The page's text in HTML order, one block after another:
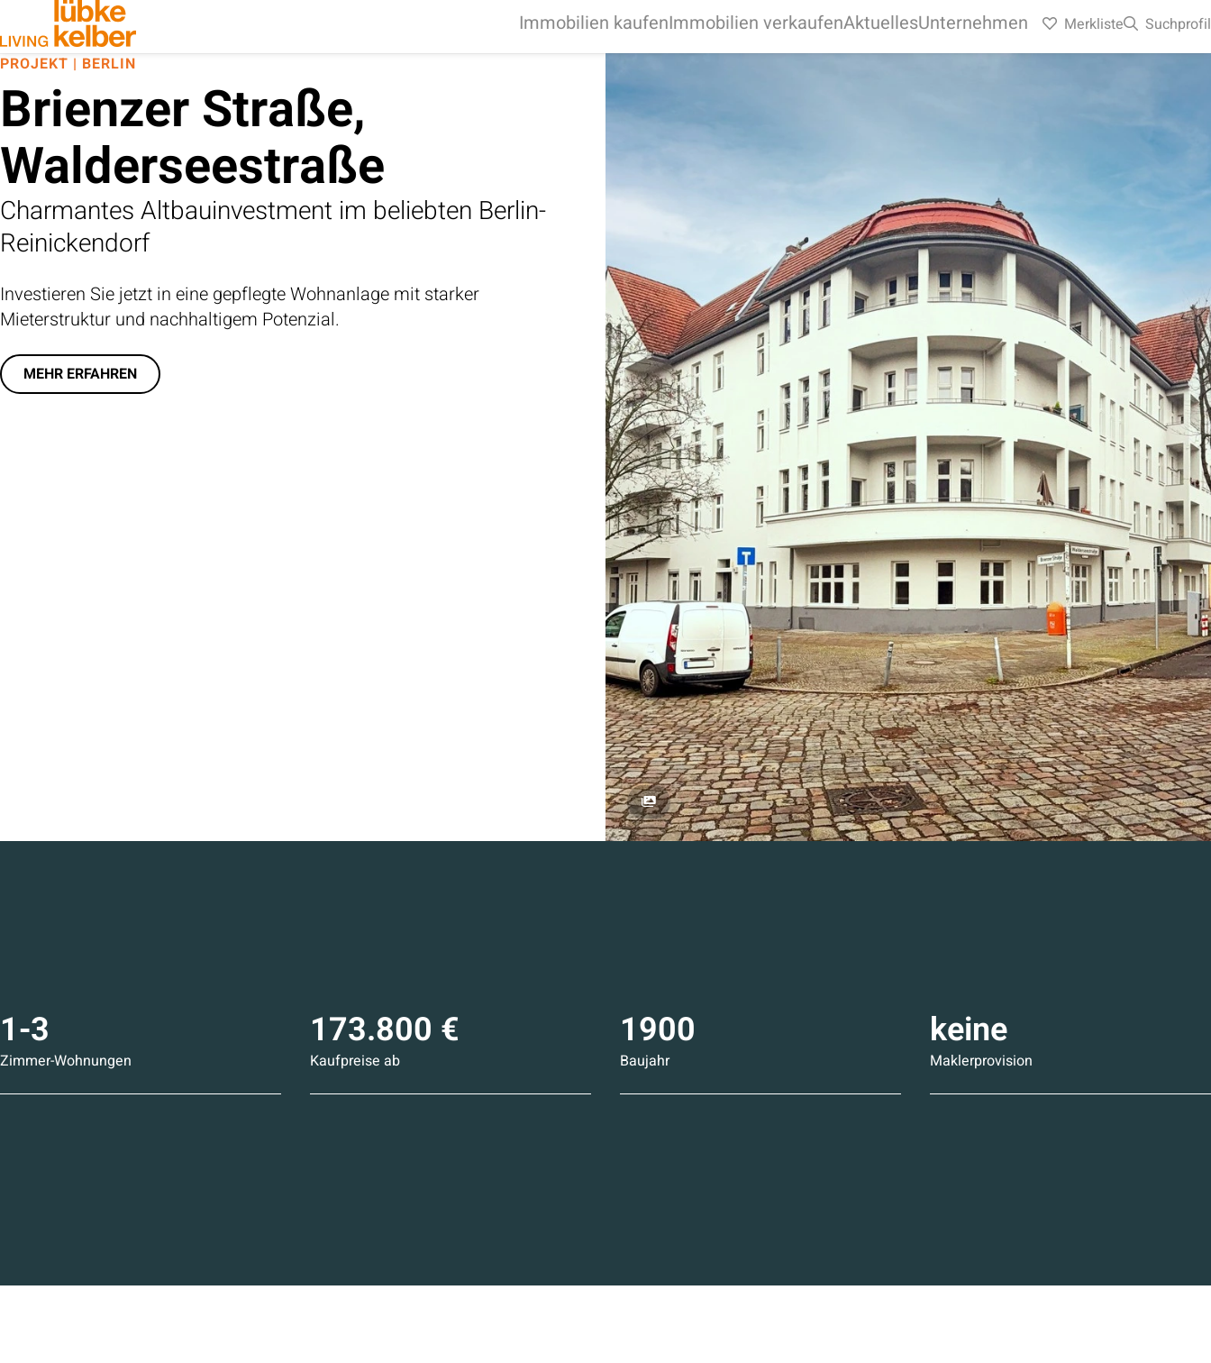
Immobilien kaufenImmobilien verkaufenAktuellesUnternehmen Merkliste
Suchprofil
PROJEKT | BERLIN
Brienzer Straße,
Walderseestraße
Charmantes Altbauinvestment im beliebten Berlin-
Reinickendorf
Investieren Sie jetzt in eine gepflegte Wohnanlage mit starker
Mieterstruktur und nachhaltigem Potenzial.
MEHR ERFAHREN
1-3
Zimmer-Wohnungen
173.800 €
Kaufpreise ab
1900
Baujahr
keine
Maklerprovision